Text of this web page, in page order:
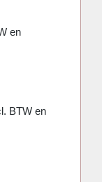
en
BTW en